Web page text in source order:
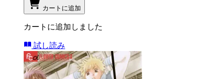
カートに追加
カートに追加しました
試し読み